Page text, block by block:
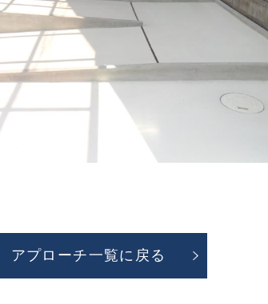
アプローチ一覧に戻る